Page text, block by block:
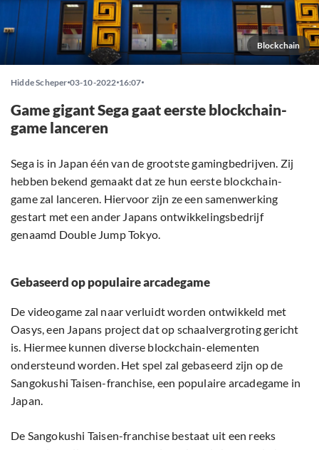
Blockchain
Hidde Scheper 03-10-2022 16:07
Game gigant Sega gaat eerste blockchain-
game lanceren
Sega is in Japan één van de grootste gamingbedrijven. Zij
hebben bekend gemaakt dat ze hun eerste blockchain-
game zal lanceren. Hiervoor zijn ze een samenwerking
gestart met een ander Japans ontwikkelingsbedrijf
genaamd Double Jump Tokyo.
Gebaseerd op populaire arcadegame
De videogame zal naar verluidt worden ontwikkeld met
Oasys, een Japans project dat op schaalvergroting gericht
is. Hiermee kunnen diverse blockchain-elementen
ondersteund worden. Het spel zal gebaseerd zijn op de
Sangokushi Taisen-franchise, een populaire arcadegame in
Japan.
De Sangokushi Taisen-franchise bestaat uit een reeks